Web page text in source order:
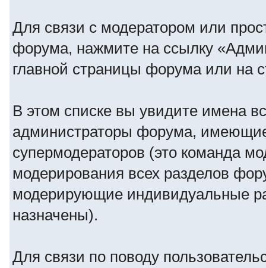
Для связи с модератором или
форума, нажмите на ссылку
главной страницы форума или на
В этом списке вы увидите имена
администраторы форума,
супермодераторов (это команда
модерирования всех разделов
модерирующие индивидуальные
назначены).
Для связи по поводу